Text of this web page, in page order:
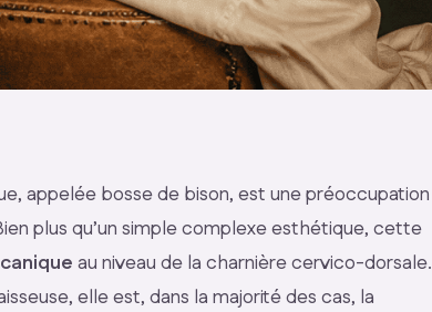
appelée bosse de bison, est une préoccupation
plus qu’un simple complexe esthétique, cette
au niveau de la charnière cervico-dorsale.
elle est, dans la majorité des cas, la